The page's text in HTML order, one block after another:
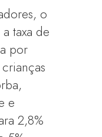
o
taxa de
por
e
2,8%